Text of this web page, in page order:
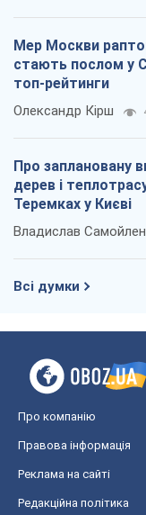
Мер Москви
стають послом у
топ-рейтинги
Олександр Кірш
Про заплановану
дерев і
Теремках у Києві
Владислав
Всі думки
Про компанію
Правова інформація
Реклама на сайті
Редакційна політика